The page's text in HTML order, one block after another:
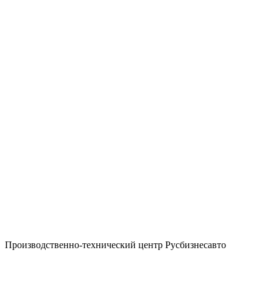
Производственно-технический центр Русбизнесавто